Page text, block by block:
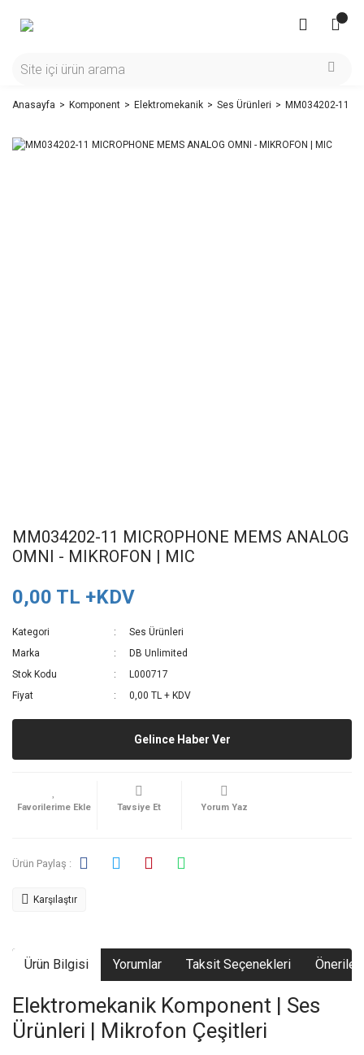
Anasayfa Komponent Elektromekanik Ses Ürünleri MM034202-11
MM034202-11 MICROPHONE MEMS ANALOG
OMNI - MIKROFON | MIC
0,00 TL +KDV
Kategori
Ses Ürünleri
Marka
DB Unlimited
Stok Kodu
L000717
Fiyat
0,00 TL + KDV
Gelince Haber Ver
Tavsiye Et Yorum Yaz
Ürün Paylaş :
Karşılaştır
Ürün Bilgisi Yorumlar Taksit Seçenekleri
Elektromekanik Komponent | Ses
Ürünleri | Mikrofon Çeşitleri